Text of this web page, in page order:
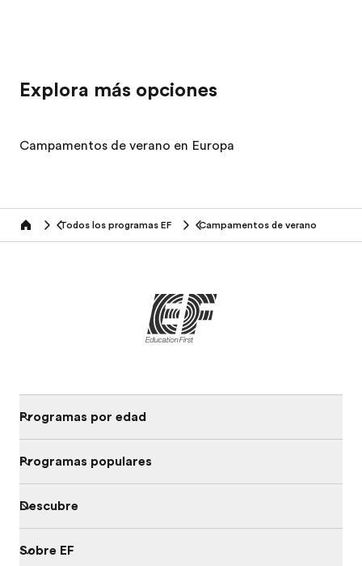
Explora más opciones
Campamentos de verano en Europa
home Todos los programas EF Campamentos de verano
Programas por edad
Programas populares
Descubre
Sobre EF